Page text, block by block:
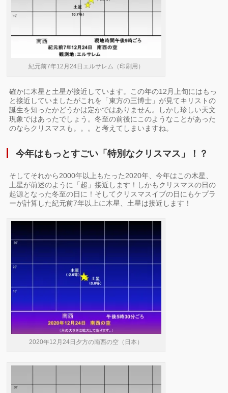
紀元前7年12月24日エルサレム（印刷用）
確かに木星と土星が接近しています。この年の12月上旬にはもっ
と接近していましたがこれを「東方の三博士」が見てキリストの
誕生を知ったかどうかは定かではありません。しかし珍しい天文
現象ではあったでしょう。冬至の前後にこのようなことがあった
のならクリスマスも。。。と考えてしまいますね。
今年はもっとすごい「特別なクリスマス」！？
そしてそれから2000年以上もたった2020年、今年はこの木星、
土星が前述のように「超」接近します！しかもクリスマスの日の
起源となった冬至の日に！そしてクリスマスイブの日にもケプラ
ーが計算した紀元前7年以上に木星、土星は接近します！
2020年12月24日夕方の南西の空（日本）